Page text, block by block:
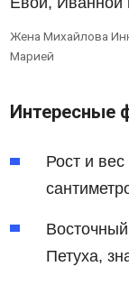
Жена Михайлова
Марией
Интересные
Рост и
Петуха,